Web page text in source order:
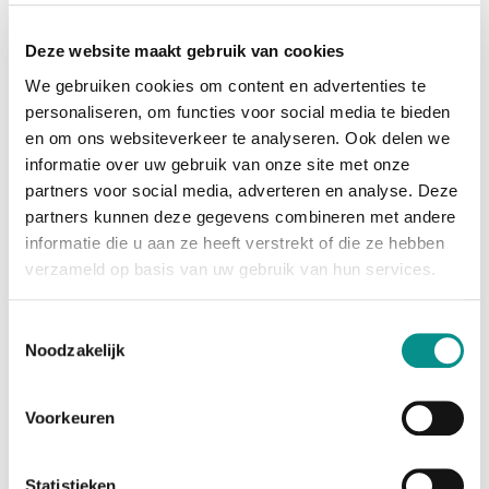
Deze website maakt gebruik van cookies
We gebruiken cookies om content en advertenties te
personaliseren, om functies voor social media te bieden
en om ons websiteverkeer te analyseren. Ook delen we
informatie over uw gebruik van onze site met onze
partners voor social media, adverteren en analyse. Deze
partners kunnen deze gegevens combineren met andere
informatie die u aan ze heeft verstrekt of die ze hebben
verzameld op basis van uw gebruik van hun services.
Noodzakelijk
Voorkeuren
applicaties, met
ongecomprimeerde HD en multi-stream SD video.
Transporteer uw
data met het grootste gemak tussen productie
omgevingen met deze professionele Thunderbolt 3
krachtpatser.
Specificaties
Mac featuring Thunderbolt or Thunderbolt 2